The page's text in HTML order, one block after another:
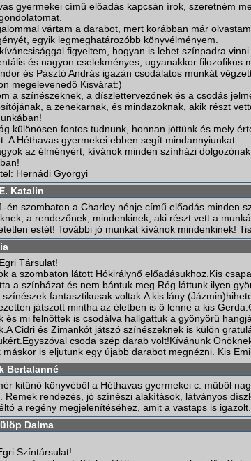
gyermekei című előadás kapcsán írok, szeretném
vártam a darabot, mert korábban már
egyik legmeghatározóbb könyvélményem.
figyeltem, hogyan is lehet színpadra vinni
és nagyon cselekményes, ugyanakkor filozofikus
és Pásztó András igazán csodálatos munkát
megelevenedő Kisvárat:)
a színészeknek, a díszlettervezőnek és a csodás
a zenekarnak, és mindazoknak, akik részt
különösen fontos tudnunk, honnan jöttünk és mely
A Héthavas gyermekei ebben segít mindannyiunkat.
az élményért, kívánok minden színházi
Hernádi Györgyi
Katalin
én szombaton a Charley nénje című előadás minden
a rendezőnek, mindenkinek, aki részt vett a
estét! További jó munkát kívánok mindenkinek!
Társulat!
a szombaton látott Hókirálynő előadásukhoz.Kis
a színházat és nem bántuk meg.Rég láttunk ilyen
fantasztikusak voltak.A kis lány
játszott mintha az életben is ő lenne a kis
és mi felnőttek is csodálva hallgattuk a gyönyörű
Cidri és Zimankót játszó színészeknek is külön
csoda szép darab volt!Kívánunk
máskor is eljutunk egy újabb darabot megnézni. Kis
Bertalanné
kitűnő könyvéből a Héthavas gyermekei c. műből
Remek rendezés, jó színészi alakítások, látványos
a regény megjelenítéséhez, amit a vastaps is igazolt...
Dalma
Színtársulat!